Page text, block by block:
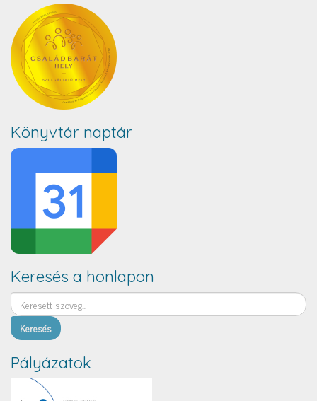
Könyvtár naptár
Keresés a honlapon
Keresés
Pályázatok